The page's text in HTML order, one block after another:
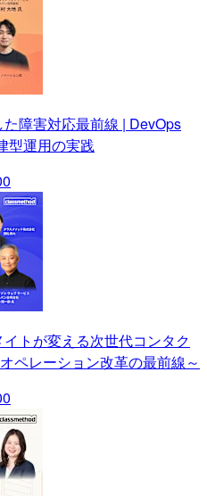
た障害対応最前線 | DevOps
型運用の実践
イトが変える次世代コンタク
ペレーション改革の最前線～